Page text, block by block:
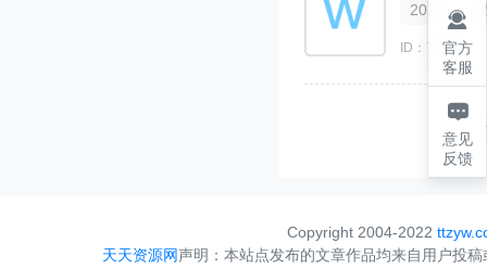
2021
ID：729204
Copyright 2004-2022
天天资源网声明：本站点发布的文章作品均来自用户投

官方
客服

意见
反馈